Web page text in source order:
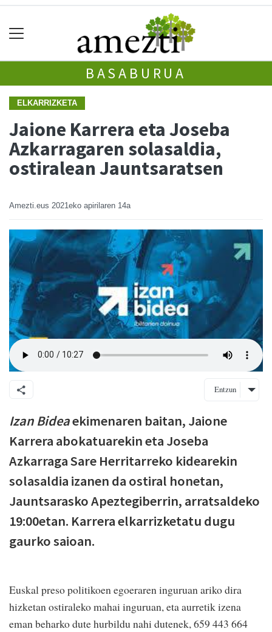
BASABURUA
ELKARRIZKETA
Jaione Karrera eta Joseba
Azkarragaren solasaldia,
ostiralean Jauntsaratsen
Amezti.eus 2021eko apirilaren 14a
Entzun
Izan Bideaekimenaren baitan, Jaione
Karrera abokatuarekin eta Joseba
Azkarraga Sare Herritarreko kidearekin
solasaldia izanen da ostiral honetan,
Jauntsarasko Apeztegiberrin, arratsaldeko
19:00etan. Karrera elkarrizketatu dugu
gaurko saioan.
Euskal preso politikoen egoeraren inguruan ariko dira
hizketan ostiraleko mahai inguruan, eta aurretik izena
eman beharko dute hurbildu nahi dutenek, 659 443 664